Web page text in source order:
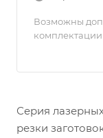
Возможны
комплектации
Серия
резки